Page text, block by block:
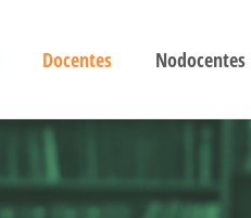
Docentes Nodocentes